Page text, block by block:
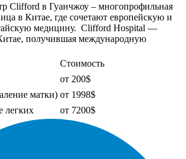
Clifford в Гуанчжоу – многопрофильная
в Китае, где сочетают европейскую и
медицину. Clifford Hospital —
получившая международную
Стоимость
от 200$
матки) от 1998$
легких
от 7200$